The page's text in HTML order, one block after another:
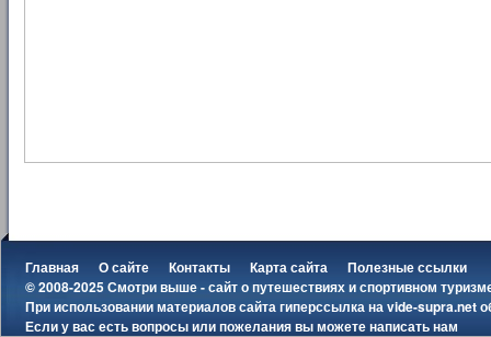
Главная О сайте Контакты Карта сайта
Полезные ссылки
© 2008-2025 Смотри выше - сайт о путешествиях и спортивном
При использовании материалов сайта гиперссылка наvide-supra.net
Если у вас есть вопросы или пожелания вы можетенаписать нам